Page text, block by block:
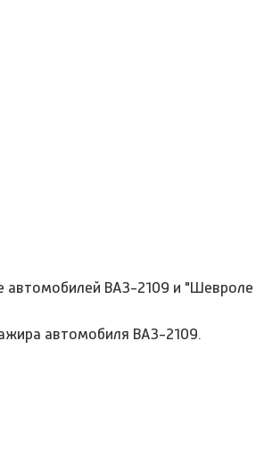
автомобилей ВАЗ-2109 и "Шевроле
автомобиля ВАЗ-2109.